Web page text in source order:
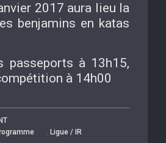
2017 aura lieu la
benjamins en katas
passeports à 13h15,
à 14h00
, Ligue / IR